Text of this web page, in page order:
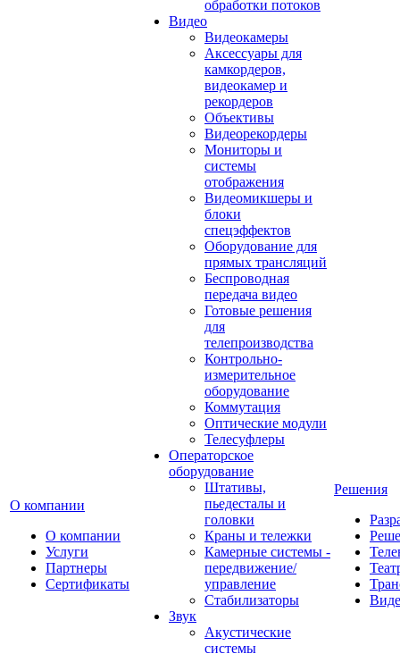
О компании
О компании
Услуги
Партнеры
Сертификаты
обработки потоков
Видео
Видеокамеры
Аксессуары для
камкордеров,
видеокамер и
рекордеров
Объективы
Видеорекордеры
Мониторы и
системы
отображения
Видеомикшеры и
блоки
спецэффектов
Оборудование для
прямых трансляций
Беспроводная
передача видео
Готовые решения
для
телепроизводства
Контрольно-
измерительное
оборудование
Коммутация
Оптические модули
Телесуфлеры
Операторское
оборудование
Штативы,
пьедесталы и
головки
Краны и тележки
Камерные системы -
передвижение/
управление
Стабилизаторы
Звук
Акустические
системы
Решения